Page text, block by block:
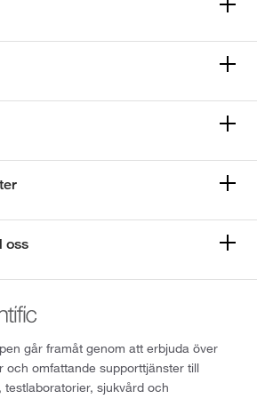
oss
går framåt genom att erbjuda över
och omfattande supporttjänster till
sjukvård och